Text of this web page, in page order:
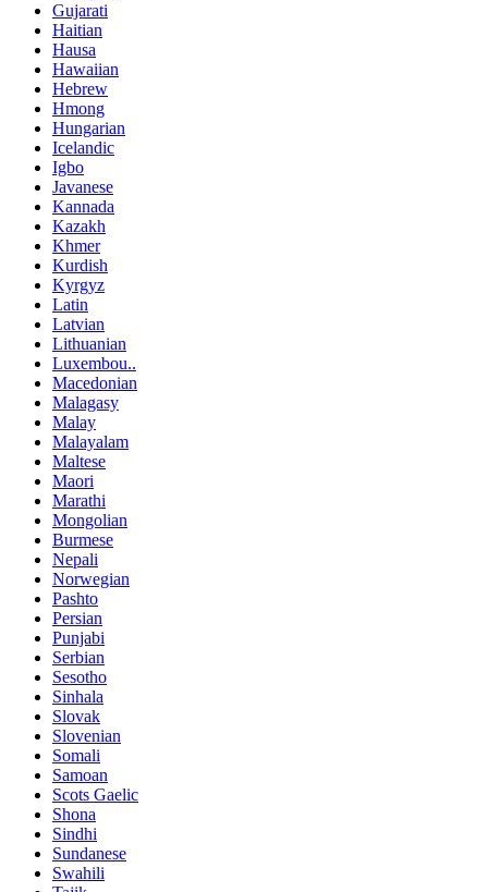
Gujarati
Haitian
Hausa
Hawaiian
Hebrew
Hmong
Hungarian
Icelandic
Igbo
Javanese
Kannada
Kazakh
Khmer
Kurdish
Kyrgyz
Latin
Latvian
Lithuanian
Luxembou..
Macedonian
Malagasy
Malay
Malayalam
Maltese
Maori
Marathi
Mongolian
Burmese
Nepali
Norwegian
Pashto
Persian
Punjabi
Serbian
Sesotho
Sinhala
Slovak
Slovenian
Somali
Samoan
Scots Gaelic
Shona
Sindhi
Sundanese
Swahili